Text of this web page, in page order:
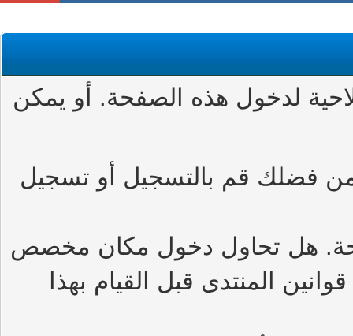
لدخول هذه الصفحة. أو يمكن
فضلك قم بالتسجيل أو تسجيل
هل تحاول دخول مكان مخصص
المنتدى قبل القيام بهذا